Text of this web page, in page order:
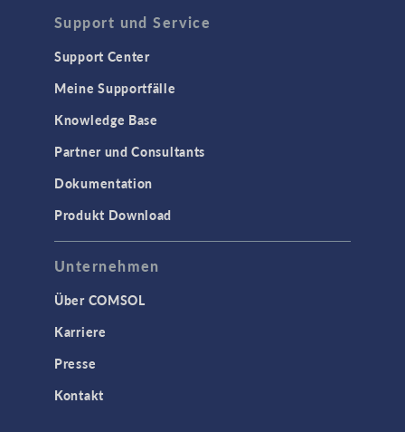
Support und Service
Support Center
Meine Supportfälle
Knowledge Base
Partner und Consultants
Dokumentation
Produkt Download
Unternehmen
Über COMSOL
Karriere
Presse
Kontakt